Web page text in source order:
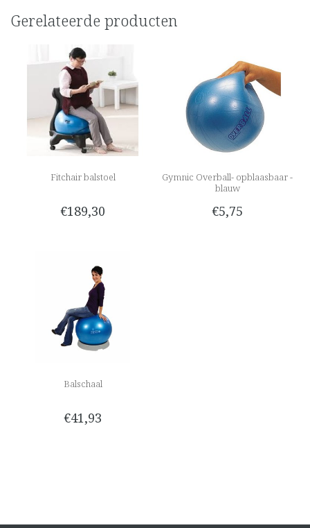
Gerelateerde producten
Fitchair balstoel
€189,30
Gymnic Overball- opblaasbaar -
blauw
€5,75
Balschaal
€41,93